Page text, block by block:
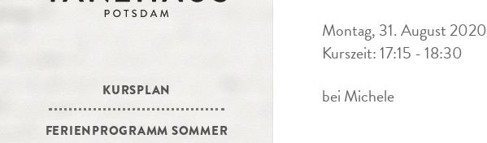
KURSPLAN
FERIENPROGRAMM SOMMER
Montag, 31. August 2020
Kurszeit: 17:15 - 18:30
bei Michele